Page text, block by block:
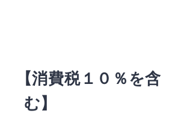
【消費税１０％を含
む】